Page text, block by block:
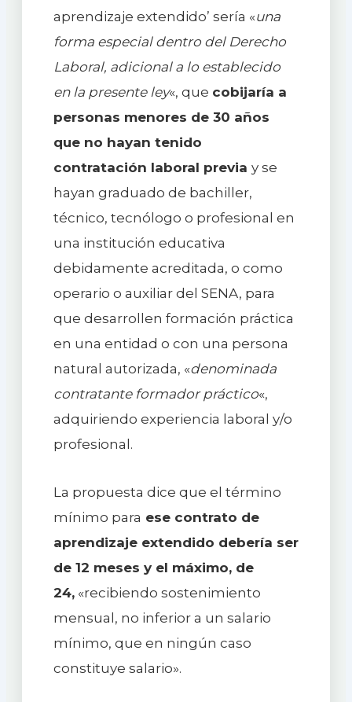
aprendizaje extendido’ sería «una
forma especial dentro del Derecho
Laboral, adicional a lo establecido
en la presente ley«, que cobijaría a
personas menores de 30 años
que no hayan tenido
contratación laboral previa y se
hayan graduado de bachiller,
técnico, tecnólogo o profesional en
una institución educativa
debidamente acreditada, o como
operario o auxiliar del SENA, para
que desarrollen formación práctica
en una entidad o con una persona
natural autorizada, «denominada
contratante formador práctico«,
adquiriendo experiencia laboral y/o
profesional.
La propuesta dice que el término
mínimo para ese contrato de
aprendizaje extendido debería ser
de 12 meses y el máximo, de
24,«recibiendo sostenimiento
mensual, no inferior a un salario
mínimo, que en ningún caso
constituye salario».